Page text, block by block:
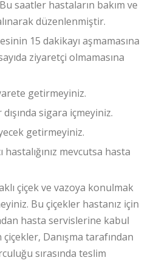
saatler hastaların bakım ve
düzenlenmiştir.
15 dakikayı aşmamasına
ziyaretçi olmamasına
getirmeyiniz.
sigara içmeyiniz.
getirmeyiniz.
hastalığınız mevcutsa hasta
çiçek ve vazoya konulmak
Bu çiçekler hastanız için
hasta servislerine kabul
Danışma tarafından
sırasında teslim